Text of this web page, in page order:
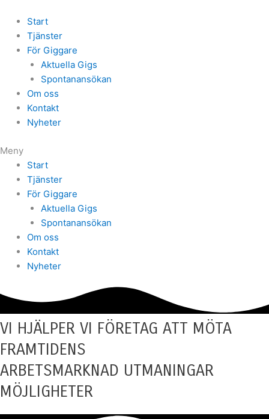
Start
Tjänster
För Giggare
Aktuella Gigs
Spontanansökan
Om oss
Kontakt
Nyheter
Meny
Start
Tjänster
För Giggare
Aktuella Gigs
Spontanansökan
Om oss
Kontakt
Nyheter
VI HJÄLPER VI FÖRETAG ATT MÖTA
FRAMTIDENS
ARBETSMARKNAD UTMANINGAR
MÖJLIGHETER